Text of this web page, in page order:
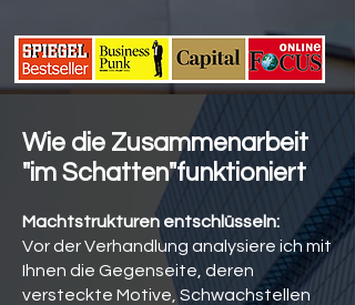
Wie die Zusammenarbeit
"im Schatten"funktioniert
Machtstrukturen entschlüsseln:
Vor der Verhandlung analysiere ich mit
Ihnen die Gegenseite, deren
versteckte Motive, Schwachstellen